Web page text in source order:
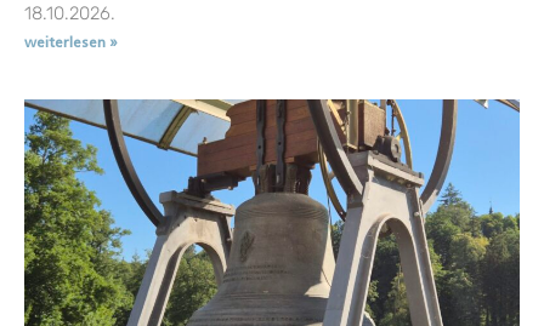
18.10.2026.
weiterlesen »